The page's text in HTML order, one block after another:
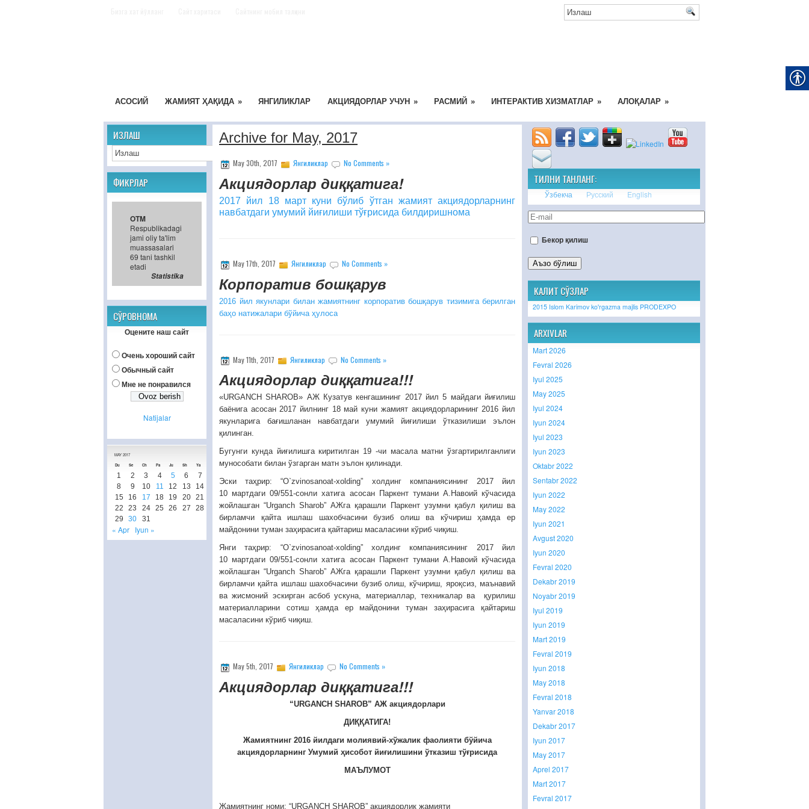
АСОСИЙ ЖАМИЯТ ҲАҚИДА » ЯНГИЛИКЛАР АКЦИЯДОРЛАР УЧУН » РАСМИЙ » ИНТЕРАКТИВ ХИЗМАТЛАР » АЛОҚАЛАР »
ИЗЛАШ
ФИКРЛАР
OTM
Respublikadagi
jami oliy ta'lim
muassasalari
69 tani tashkil
etadi
Statistika
СЎРОВНОМА
Оцените наш сайт
Очень хороший сайт
Обычный сайт
Мне не понравился
Natijalar
MAY 2017
Du
Se Ch Pa Ju Sh Ya
1 2 3 4 5 6
7
8
9 10 11 12 13
14
15
16 17 18 19 20
21
22
23 24 25 26 27
28
29
30 31
« Apr Iyun »
Archive for May, 2017
May 30th, 2017 Янгиликлар No Comments »
Акциядорлар диққатига!
2017 йил 18 март куни бўлиб ўтган жамият акциядорларнинг
навбатдаги умумий йиғилиши тўғрисида билдиришнома
May 17th, 2017 Янгиликлар No Comments »
Корпоратив бошқарув
2016 йил якунлари билан жамиятнинг корпоратив бошқарув тизимига берилган
баҳо натижалари бўйича ҳулоса
May 11th, 2017 Янгиликлар No Comments »
Акциядорлар диққатига!!!
«URGANCH SHAROB» АЖ Кузатув кенгашининг 2017 йил 5 майдаги йиғилиш
баёнига асосан 2017 йилнинг 18 май куни жамият акциядорларининг 2016 йил
якунларига бағишланан навбатдаги умумий йиғилиши ўтказилиши эълон
қилинган.
Бугунги кунда йиғилишга киритилган 19 -чи масала матни ўзгартирилганлиги
мунособати билан ўзгарган матн эълон қилинади.
Эски таҳрир: “O`zvinosanoat-xolding” холдинг компаниясининг 2017 йил
10 мартдаги 09/551-сонли хатига асосан Паркент тумани А.Навоий кўчасида
жойлашган “Urganch Sharob” АЖга қарашли Паркент узумни қабул қилиш ва
бирламчи қайта ишлаш шахобчасини бузиб олиш ва кўчириш ҳамда ер
майдонини туман заҳирасига қайтариш масаласини кўриб чиқиш.
Янги таҳрир: “O`zvinosanoat-xolding” холдинг компаниясининг 2017 йил
10 мартдаги 09/551-сонли хатига асосан Паркент тумани А.Навоий кўчасида
жойлашган “Urganch Sharob” АЖга қарашли Паркент узумни қабул қилиш ва
бирламчи қайта ишлаш шахобчасини бузиб олиш, кўчириш, яроқсиз, маънавий
ва жисмоний эскирган асбоб ускуна, материаллар, техникалар ва қурилиш
материалларини сотиш ҳамда ер майдонини туман заҳирасига қайтариш
масаласини кўриб чиқиш.
May 5th, 2017 Янгиликлар No Comments »
Акциядорлар диққатига!!!
“URGANCH SHAROB” АЖ акциядорлари
ДИҚҚАТИГА!
Жамиятнинг 2016 йилдаги молиявий-хўжалик фаолияти бўйича
акциядорларнинг Умумий ҳисобот йиғилишини ўтказиш тўғрисида
МАЪЛУМОТ
Жамиятнинг номи: “URGANCH SHAROB” акциядорлик жамияти
ТИЛНИ ТАНЛАНГ:
Ўзбекча Русский English
Бекор қилиш
КАЛИТ СЎЗЛАР
2015 Islom Karimov ko'rgazma majlis PRODEXPO
ARXIVLAR
Mart 2026
Fevral 2026
Iyul 2025
May 2025
Iyul 2024
Iyun 2024
Iyul 2023
Iyun 2023
Oktabr 2022
Sentabr 2022
Iyun 2022
May 2022
Iyun 2021
Avgust 2020
Iyun 2020
Fevral 2020
Dekabr 2019
Noyabr 2019
Iyul 2019
Iyun 2019
Mart 2019
Fevral 2019
Iyun 2018
May 2018
Fevral 2018
Yanvar 2018
Dekabr 2017
Iyun 2017
May 2017
Aprel 2017
Mart 2017
Fevral 2017